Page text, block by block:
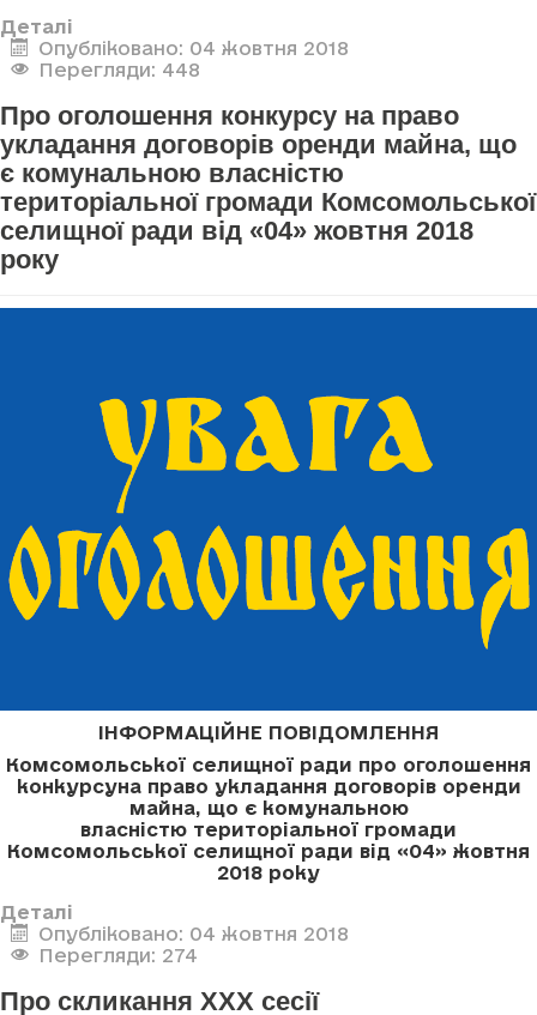
Деталі
Опубліковано: 04 жовтня 2018
Перегляди: 448
Про оголошення конкурсу на право
укладання договорів оренди майна, що
є комунальною власністю
територіальної громади Комсомольської
селищної ради від «04» жовтня 2018
року
ІНФОРМАЦІЙНЕ ПОВІДОМЛЕННЯ
Комсомольської селищної ради про оголошення
конкурсуна право укладання договорів оренди
майна, що є комунальною
власністю територіальної громади
Комсомольської селищної ради від «04» жовтня
2018 року
Деталі
Опубліковано: 04 жовтня 2018
Перегляди: 274
Про скликання XXX сесії